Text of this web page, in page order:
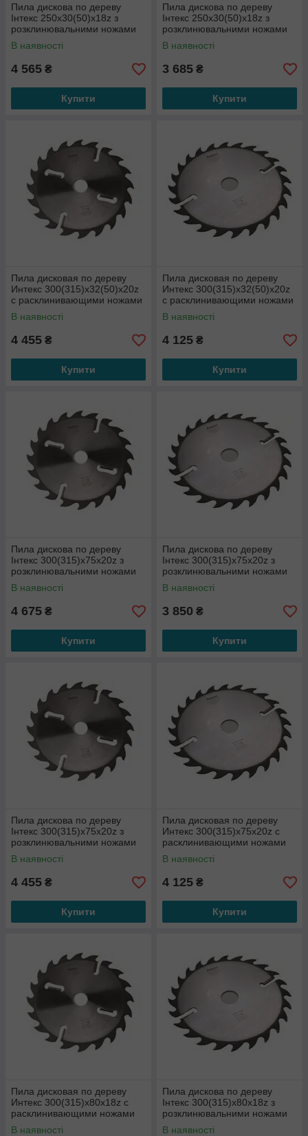
Пила дискова по дереву
Інтекс 250x30(50)x18z з
розклинювальними ножами
по периметру
В наявності
4 565 ₴
Купити
Пила дискова по дереву
Інтекс 250x30(50)x18z з
розклинювальними ножами
по периметру
В наявності
3 685 ₴
Купити
Пила дисковая по дереву
Интекс 300(315)x32(50)x20z
с расклинивающими ножами
по периметру
В наявності
4 455 ₴
Купити
Пила дисковая по дереву
Интекс 300(315)x32(50)x20z
с расклинивающими ножами
по периметру
В наявності
4 125 ₴
Купити
Пила дискова по дереву
Інтекс 300(315)x75x20z з
розклинювальними ножами
по периметру
В наявності
4 675 ₴
Купити
Пила дискова по дереву
Інтекс 300(315)x75x20z з
розклинювальними ножами
по периметру
В наявності
3 850 ₴
Купити
Пила дискова по дереву
Інтекс 300(315)x75x20z з
розклинювальними ножами
по периметру
В наявності
4 455 ₴
Купити
Пила дисковая по дереву
Интекс 300(315)x75x20z с
расклинивающими ножами
по периметру
В наявності
4 125 ₴
Купити
Пила дисковая по дереву
Интекс 300(315)x80x18z с
расклинивающими ножами
по периметру
В наявності
Пила дискова по дереву
Інтекс 300(315)x80x18z з
розклинювальними ножами
по периметру
В наявності